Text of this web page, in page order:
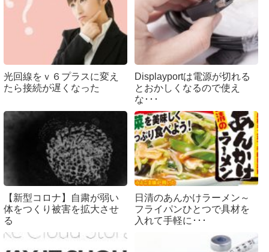
光回線をｖ６プラスに変え
たら接続が遅くなった
Displayportは電源が切れる
とおかしくなるので使え
な･･･
【新型コロナ】自粛が弱い
体をつくり被害を拡大させ
る
日清のあんかけラーメン～
フライパンひとつで具材を
入れて手軽に･･･